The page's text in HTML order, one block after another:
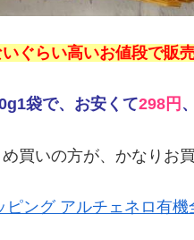
らい高いお値段で販売
袋で、 お安くて298円
め買いの方が、かなりお
ピング アルチェネロ有機